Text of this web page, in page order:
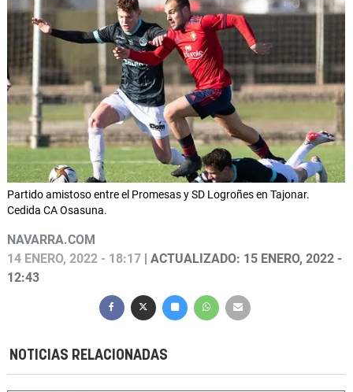
Partido amistoso entre el Promesas y SD Logroñes en Tajonar.
Cedida CA Osasuna.
NAVARRA.COM
14 ENERO, 2022 - 18:17 | ACTUALIZADO: 15 ENERO, 2022 -
12:43
NOTICIAS RELACIONADAS